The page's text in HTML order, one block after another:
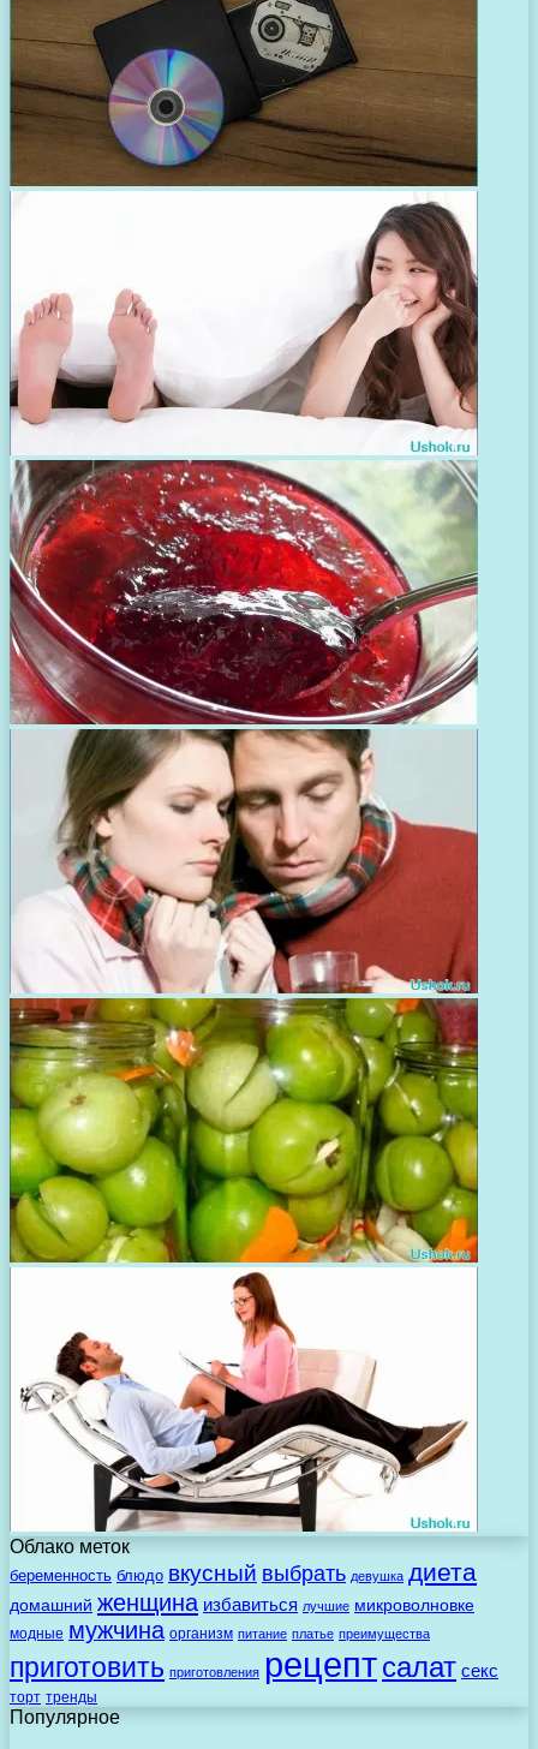
Облако меток
беременность блюдо вкусный выбрать девушка диета
домашний женщина избавиться лучшие микроволновке
модные мужчина организм питание платье преимущества
приготовить приготовления рецептсалат секс
торт тренды
Популярное